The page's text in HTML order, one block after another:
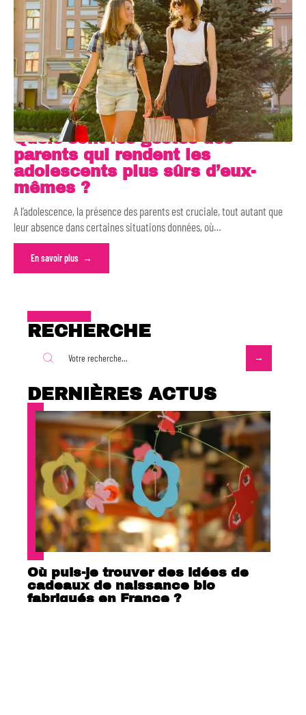
Quels sont les gestes des
parents qui rendent les
adolescents plus sûrs d’eux-
mêmes ?
A l’adolescence, la présence des parents est cruciale, tout autant que
leur absence dans certaines situations données, où…
En savoir plus
RECHERCHE
DERNIÈRES ACTUS
Où puis-je trouver des idées de
cadeaux de naissance bio
fabriqués en France ?